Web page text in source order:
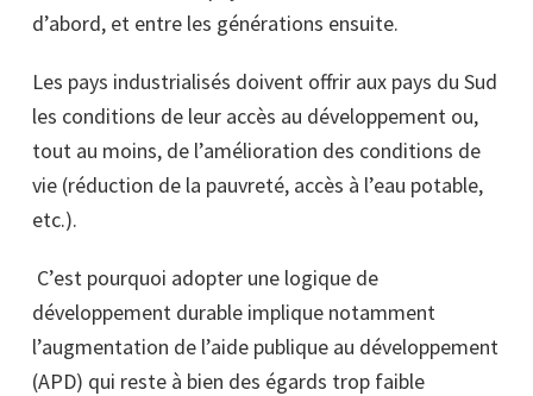
d’abord, et entre les générations ensuite.
Les pays industrialisés doivent offrir aux pays du Sud
les conditions de leur accès au développement ou,
tout au moins, de l’amélioration des conditions de
vie (réduction de la pauvreté, accès à l’eau potable,
etc.).
C’est pourquoi adopter une logique de
développement durable implique notamment
l’augmentation de l’aide publique au développement
(APD) qui reste à bien des égards trop faible